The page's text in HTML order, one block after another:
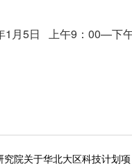
29日
院关于华北大区科技计划